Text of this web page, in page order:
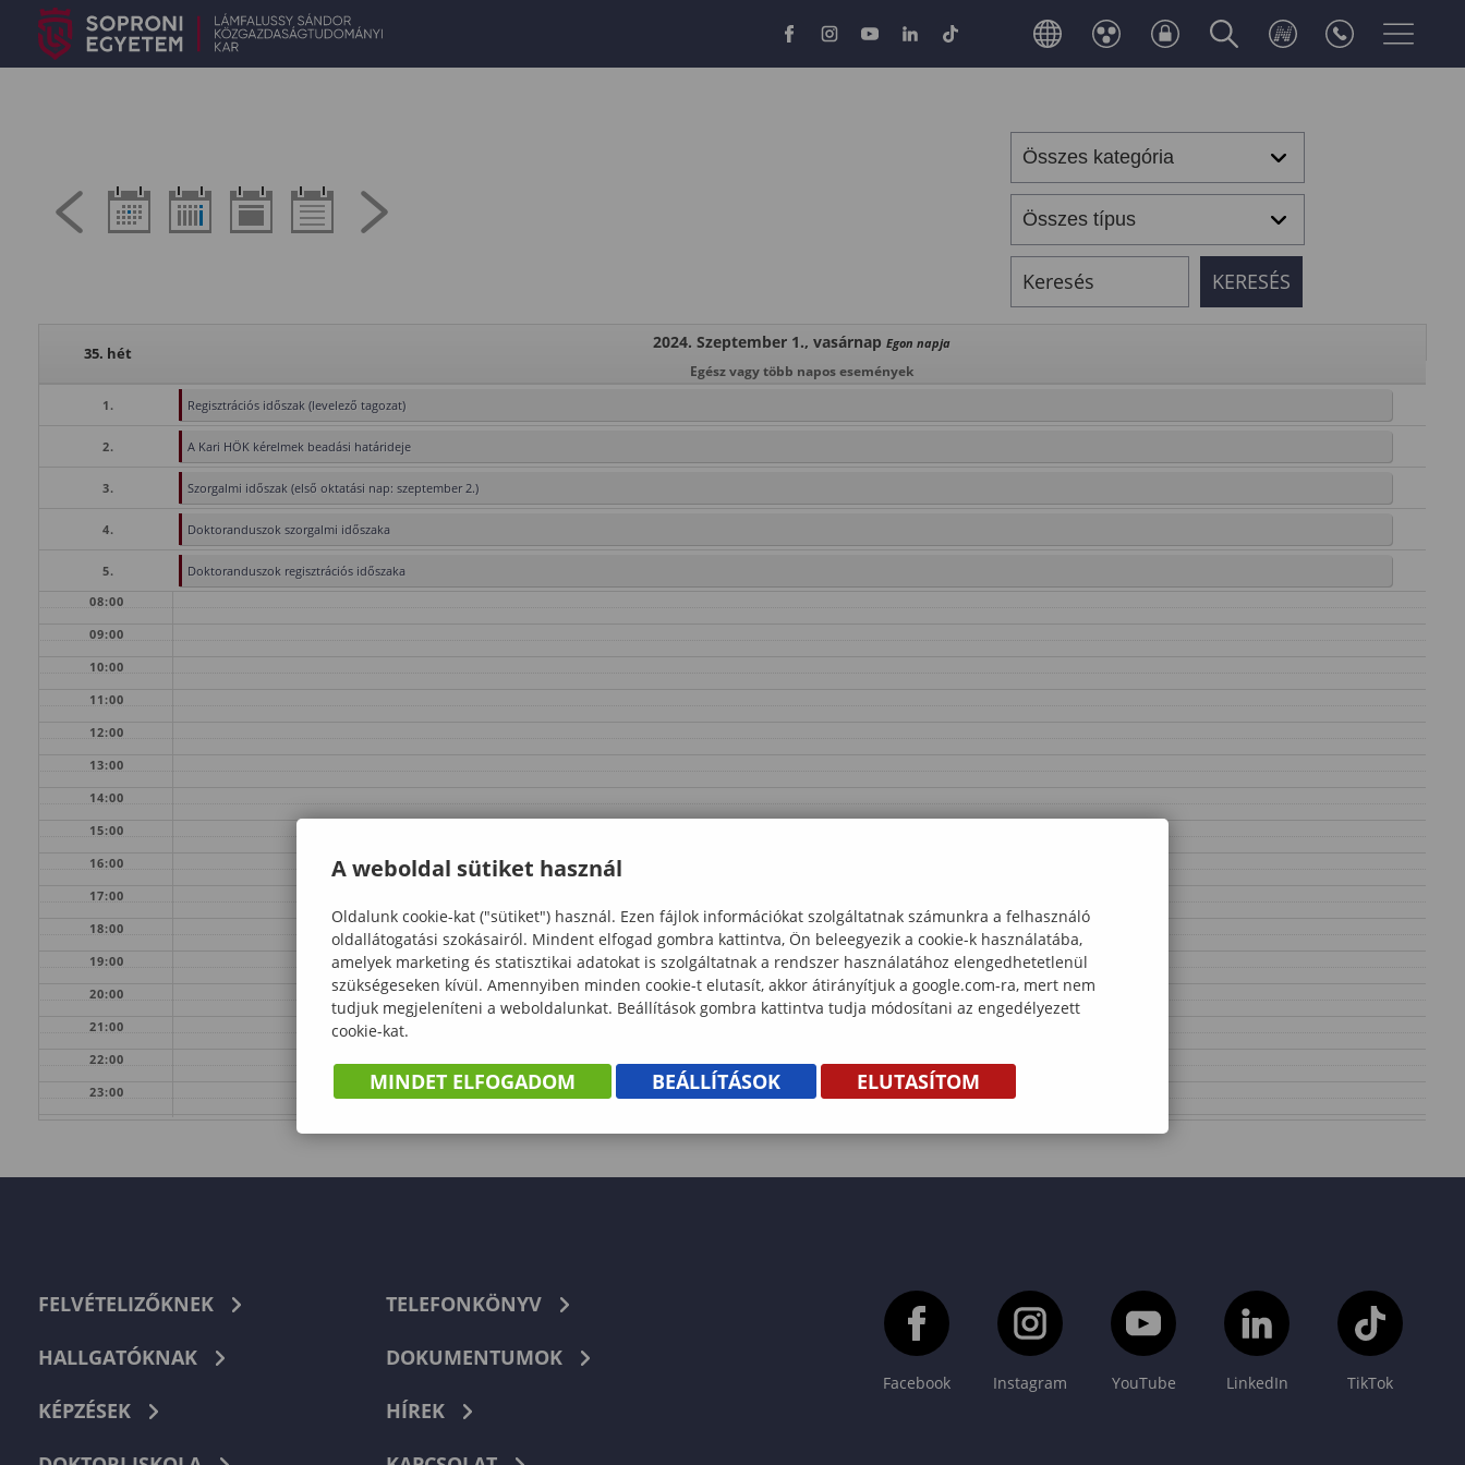
35. hét
2024. Szeptember 1., vasárnap Egon napja
Egész vagy több napos események
1. Regisztrációs időszak (levelező tagozat)
2. A Kari HÖK kérelmek beadási határideje
3. Szorgalmi időszak (első oktatási nap: szeptember 2.)
4. Doktoranduszok szorgalmi időszaka
5.
Doktoranduszok regisztrációs időszaka
08:00
09:00
10:00
11:00
12:00
13:00
14:00
15:00
16:00
17:00
18:00
19:00
20:00
21:00
22:00
23:00
FELVÉTELIZŐKNEK
HALLGATÓKNAK
KÉPZÉSEK
TELEFONKÖNYV
DOKUMENTUMOK
HÍREK
Facebook Instagram YouTube LinkedIn TikTok
A weboldal sütiket használ
Oldalunk cookie-kat ("sütiket") használ. Ezen fájlok információkat szolgáltatnak számunkra a felhasználó
oldallátogatási szokásairól. Mindent elfogad gombra kattintva, Ön beleegyezik a cookie-k használatába,
amelyek marketing és statisztikai adatokat is szolgáltatnak a rendszer használatához elengedhetetlenül
szükségeseken kívül. Amennyiben minden cookie-t elutasít, akkor átirányítjuk a google.com-ra, mert nem
tudjuk megjeleníteni a weboldalunkat. Beállítások gombra kattintva tudja módosítani az engedélyezett
cookie-kat.
MINDET ELFOGADOM BEÁLLÍTÁSOK ELUTASÍTOM